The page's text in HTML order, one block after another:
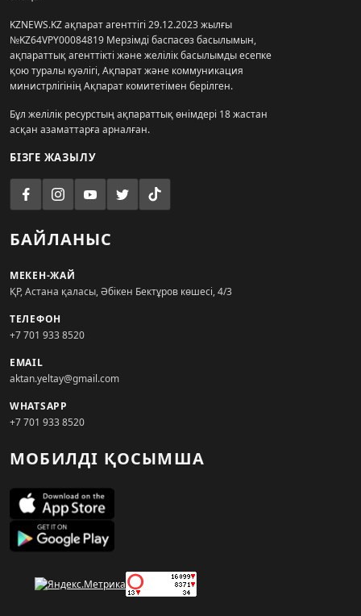
KZNEWS.KZ ақпарат агенттігі 29.12.2023 жылғы
№KZ64VPY00084819 Мерзімді баспасөз басылымын,
ақпараттық агенттікті және желілік басылымды есепке
қою туралы куәлігі, Ақпарат және коммуникация
министрлігінің Ақпарат комитетімен берілген.
Бұл желілік ресурстың ақпараттық өнімдері 18 жастан
асқан азаматтарға арналған.
БІЗГЕ ЖАЗЫЛУ
БАЙЛАНЫС
МЕКЕН-ЖАЙ
ҚР, Астана қаласы, Әбікен Бектұров көшесі, 4/3
ТЕЛЕФОН
+7 701 933 8520
EMAIL
aktan.yeltay@gmail.com
WHATSAPP
+7 701 933 8520
МОБИЛДІ ҚОСЫМША